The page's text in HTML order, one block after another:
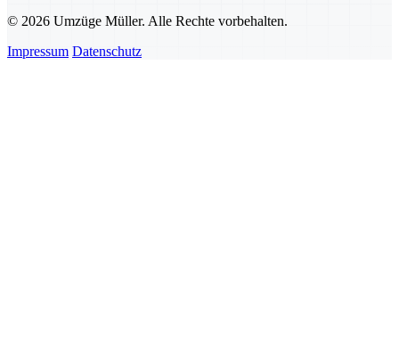
© 2026 Umzüge Müller. Alle Rechte vorbehalten.
Impressum Datenschutz